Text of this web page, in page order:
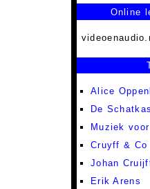
Online
Alice
De
Muziek
Cruyff & Co
Johan
Erik Arens